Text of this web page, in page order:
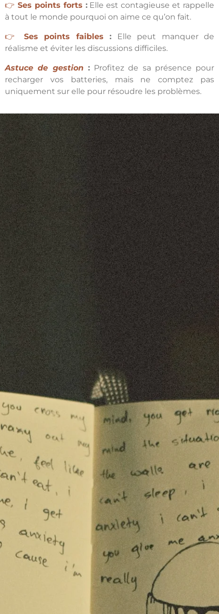
👉 Ses points forts :Elle est contagieuse et rappelle
à tout le monde pourquoi on aime ce qu’on fait.
👉 Ses points faibles : Elle peut manquer de
réalisme et éviter les discussions difficiles.
Astuce de gestion :Profitez de sa présence pour
recharger vos batteries, mais ne comptez pas
uniquement sur elle pour résoudre les problèmes.